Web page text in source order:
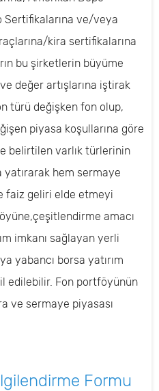
Sertifikalarına ve/veya
kira sertifikalarına
bu şirketlerin büyüme
değer artışlarına iştirak
türü değişken fon olup,
piyasa koşullarına göre
belirtilen varlık türlerinin
yatırarak hem sermaye
faiz geliri elde etmeyi
amacı
imkanı sağlayan yerli
yabancı borsa yatırım
edilebilir. Fon portföyünün
ve sermaye piyasası
Formu